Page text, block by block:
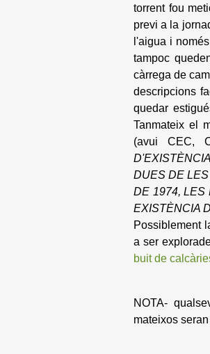
torrent fou
previ a la
l'aigua i
tampoc
càrrega de
descripcions
quedar
Tanmateix el
(avui CEC,
DUES DE
DE 1974, LES
EXISTÈNCIA
Possiblement
a ser
buit de
NOTA-
mateixos